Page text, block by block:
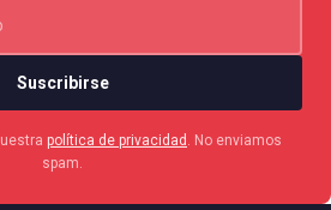
Suscribirse
política de privacidad
. No enviamos
spam.